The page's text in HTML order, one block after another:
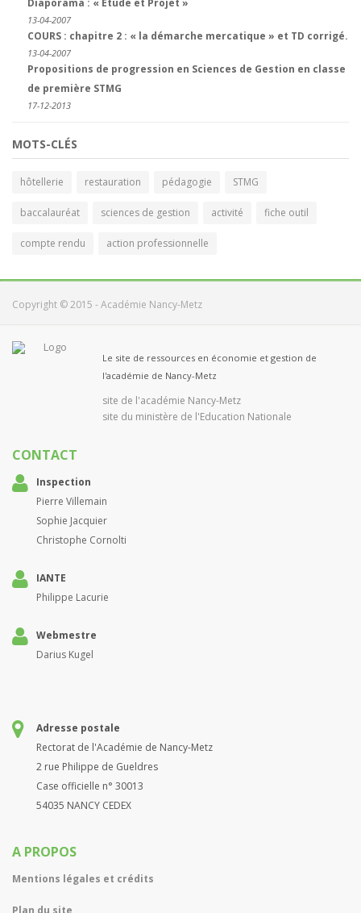
Diaporama : « Etude et Projet »
13-04-2007
COURS : chapitre 2 : « la démarche mercatique » et TD corrigé.
13-04-2007
Propositions de progression en Sciences de Gestion en classe
de première STMG
17-12-2013
MOTS-CLÉS
hôtellerie restauration pédagogie STMG
baccalauréat sciences de gestion activité fiche outil
compte rendu action professionnelle
Copyright © 2015 - Académie Nancy-Metz
Le site de ressources en économie et gestion de
l'académie de Nancy-Metz
site de l'académie Nancy-Metz
site du ministère de l'Education Nationale
CONTACT
Inspection
Pierre Villemain
Sophie Jacquier
Christophe Cornolti
IANTE
Philippe Lacurie
Webmestre
Darius Kugel
Adresse postale
Rectorat de l'Académie de Nancy-Metz
2 rue Philippe de Gueldres
Case officielle n° 30013
54035 NANCY CEDEX
A PROPOS
Mentions légales et crédits
Plan du site